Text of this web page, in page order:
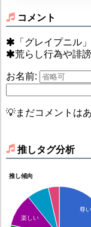
コメント
「グレイプニル
荒らし行為や誹
お名前:
💡まだコメントは
推しタグ分析
推し傾向
尊い
楽しい